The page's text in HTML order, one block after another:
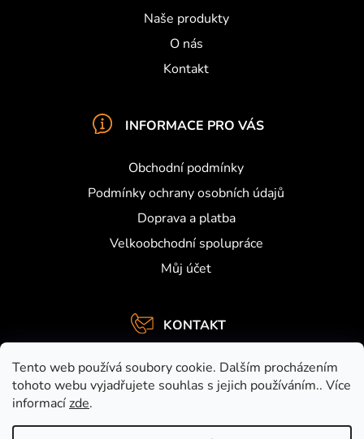
Tento web používá soubory cookie. Dalším procházením
tohoto webu vyjadřujete souhlas s jejich používáním.. Více
informacízde.
Naše produkty
O nás
Kontakt
INFORMACE PRO VÁS
Obchodní podmínky
Podmínky ochrany osobních údajů
Doprava a platba
Velkoobchodní spolupráce
Můj účet
KONTAKT
+420734459948
https://www.facebook.com/activefishing.cz
activefishingshop